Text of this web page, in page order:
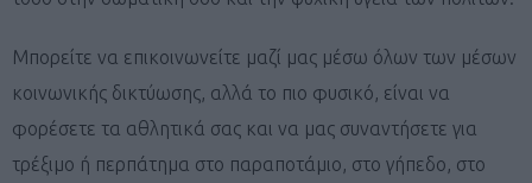
Μπορείτε να επικοινωνείτε μαζί μας μέσω όλων των μέσων
κοινωνικής δικτύωσης, αλλά το πιο φυσικό, είναι να
φορέσετε τα αθλητικά σας και να μας συναντήσετε για
τρέξιμο ή περπάτημα στο παραποτάμιο, στο γήπεδο, στο